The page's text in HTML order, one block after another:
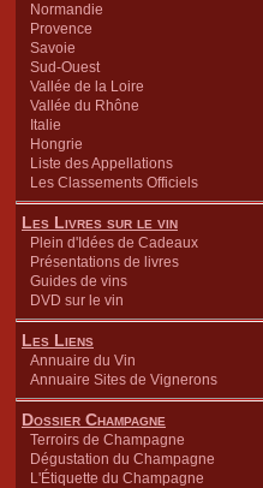
Normandie
Provence
Savoie
Sud-Ouest
Vallée de la Loire
Vallée du Rhône
Italie
Hongrie
Liste des Appellations
Les Classements Officiels
Les Livres sur le vin
Plein d'Idées de Cadeaux
Présentations de livres
Guides de vins
DVD sur le vin
Les Liens
Annuaire du Vin
Annuaire Sites de Vignerons
Dossier Champagne
Terroirs de Champagne
Dégustation du Champagne
L'Étiquette du Champagne